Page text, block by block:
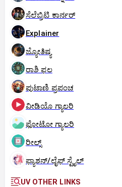
ಸೆಲೆಬ್ರಿಟಿ ಕಾರ್ನರ್‌
Explainer
ಜ್ಯೋತಿಷ್ಯ
ರಾಶಿ ಫಲ
ಪುಟಾಣಿ ಪ್ರಪಂಚ
ವೀಡಿಯೊ ಗ್ಯಾಲರಿ
ಫೋಟೋ ಗ್ಯಾಲರಿ
ರೀಲ್ಸ್
ಫ್ಯಾಶನ್/ಲೈಫ್‌ ಸ್ಟೈಲ್
UV OTHER LINKS